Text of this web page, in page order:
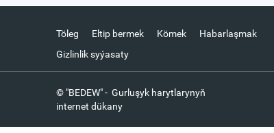
Töleg Eltip bermek Kömek
Habarlaşmak
Gizlinlik syýasaty
© "BEDEW" - Gurluşyk harytlarynyň
internet dükany